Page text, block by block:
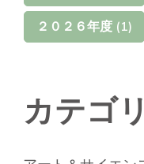
２０２６年度 (1)
カテゴ